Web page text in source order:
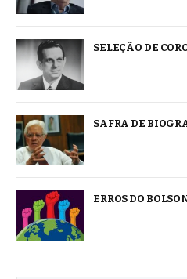
SELEÇÃO DE
SAFRA DE
ERROS DO